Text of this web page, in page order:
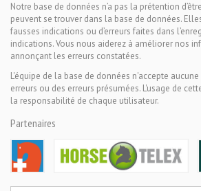
Notre base de données n’a pas la prétention
peuvent se trouver dans la base de données.
fausses indications ou d’erreurs faites dans
indications. Vous nous aiderez à améliorer nos
annonçant les erreurs constatées.
L'équipe de la base de données n'accepte
erreurs ou des erreurs présumées. L'usage de
la responsabilité de chaque utilisateur.
Partenaires